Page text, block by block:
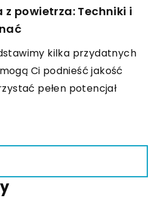
powietrza: Techniki i
kilka przydatnych
Ci podnieść jakość
pełen potencjał